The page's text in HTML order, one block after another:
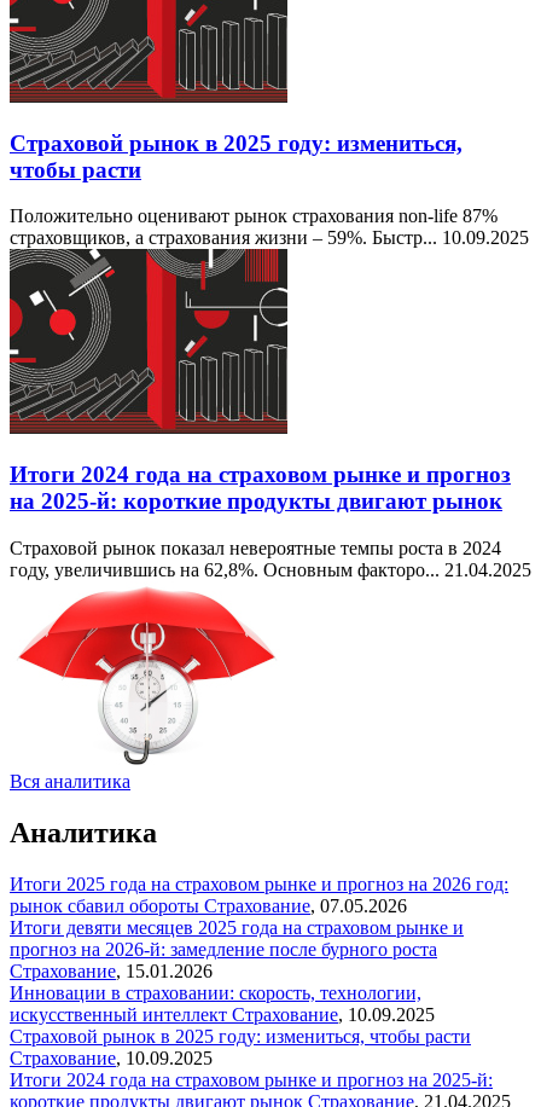
Страховой рынок в 2025 году: измениться,
чтобы расти
Положительно оценивают рынок страхования non-life 87%
страховщиков, а страхования жизни – 59%. Быстр... 10.09.2025
Итоги 2024 года на страховом рынке и прогноз
на 2025-й: короткие продукты двигают рынок
Страховой рынок показал невероятные темпы роста в 2024
году, увеличившись на 62,8%. Основным факторо... 21.04.2025
Вся аналитика
Аналитика
Итоги 2025 года на страховом рынке и прогноз на 2026 год:
рынок сбавил обороты Страхование, 07.05.2026
Итоги девяти месяцев 2025 года на страховом рынке и
прогноз на 2026-й: замедление после бурного роста
Страхование, 15.01.2026
Инновации в страховании: скорость, технологии,
искусственный интеллект Страхование, 10.09.2025
Страховой рынок в 2025 году: измениться, чтобы расти
Страхование, 10.09.2025
Итоги 2024 года на страховом рынке и прогноз на 2025-й:
короткие продукты двигают рынок Страхование, 21.04.2025